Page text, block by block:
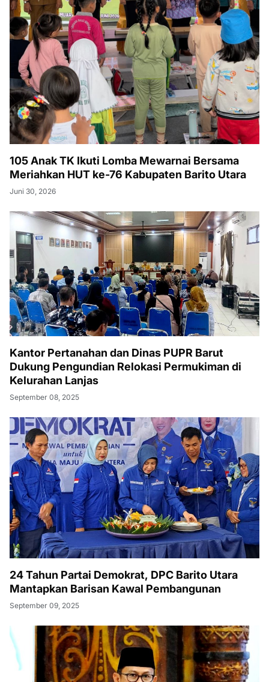
105 Anak TK Ikuti Lomba Mewarnai Bersama
Meriahkan HUT ke-76 Kabupaten Barito Utara
Juni 30, 2026
Kantor Pertanahan dan Dinas PUPR Barut
Dukung Pengundian Relokasi Permukiman di
Kelurahan Lanjas
September 08, 2025
24 Tahun Partai Demokrat, DPC Barito Utara
Mantapkan Barisan Kawal Pembangunan
September 09, 2025